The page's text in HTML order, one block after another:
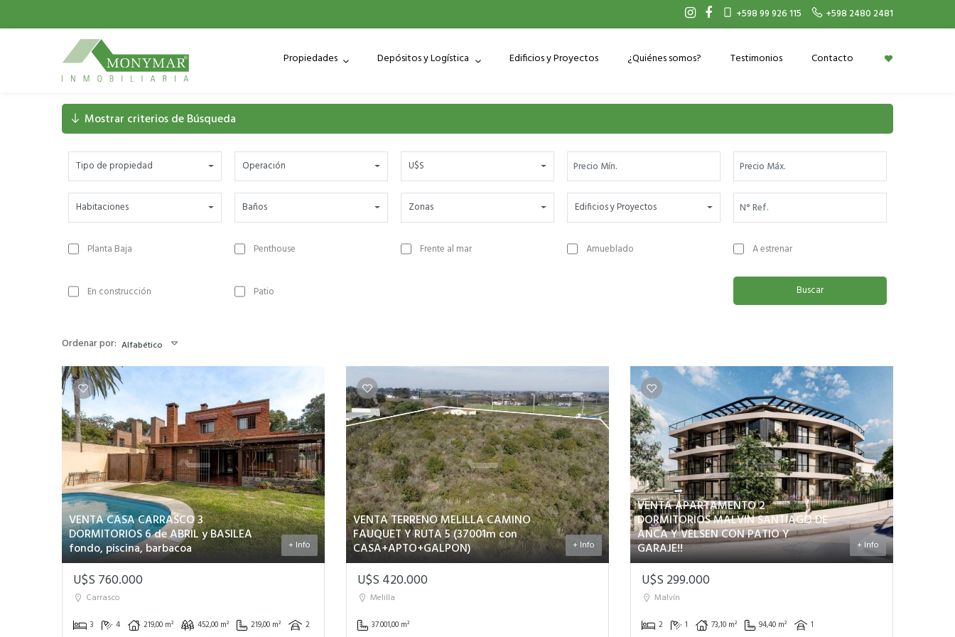
+598 99 926 115 +598 2480 2481
Propiedades Depósitos y Logística Edificios y Proyectos ¿Quiénes somos? Testimonios Contacto
Mostrar criterios de Búsqueda
Tipo de propiedad Operación U$S
Habitaciones Baños Zonas Edificios y Proyectos
Planta Baja Penthouse Frente al mar Amueblado A estrenar
En construcción Patio Buscar
Ordenar por: Alfabético
VENTA CASA CARRASCO 3
DORMITORIOS 6 de ABRIL y BASILEA
fondo, piscina, barbacoa + Info
U$S 760.000
Carrasco
3 4 219,00 m² 452,00 m² 219,00 m² 2
VENTA TERRENO MELILLA CAMINO
FAUQUET Y RUTA 5 (37001m con
CASA+APTO+GALPON) + Info
U$S 420.000
Melilla
37.001,00 m²
VENTA APARTAMENTO 2
DORMITORIOS MALVIN SANTIAGO DE
ANCA Y VELSEN CON PATIO Y
GARAJE!! + Info
U$S 299.000
Malvín
2 1 73,10 m² 94,40 m² 1